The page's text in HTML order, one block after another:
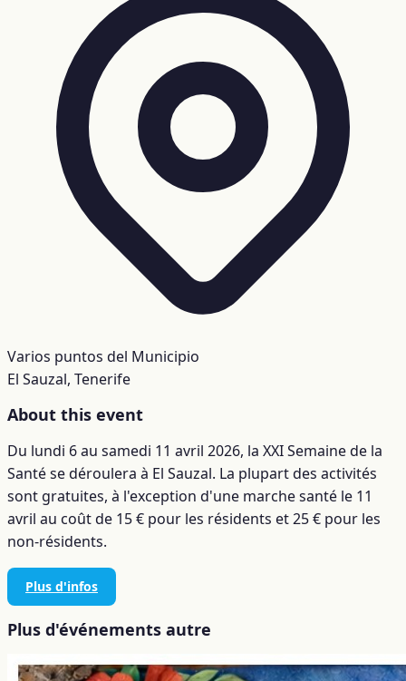
Varios puntos del Municipio
El Sauzal, Tenerife
About this event
Du lundi 6 au samedi 11 avril 2026, la XXI Semaine de la
Santé se déroulera à El Sauzal. La plupart des activités
sont gratuites, à l'exception d'une marche santé le 11
avril au coût de 15 € pour les résidents et 25 € pour les
non-résidents.
Plus d'infos
Plus d'événements autre